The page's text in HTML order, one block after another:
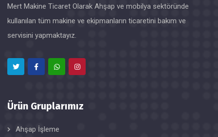
Mert Makine Ticaret Olarak Ahşap ve mobilya sektöründe
kullanılan tüm makine ve ekipmanların ticaretini bakım ve
servisini yapmaktayız.
Ürün Gruplarımız
Ahşap İşleme